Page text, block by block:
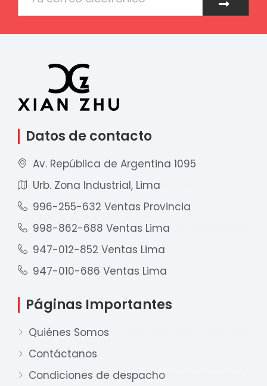
Datos de contacto
Av. República de Argentina 1095
Urb. Zona Industrial, Lima
996-255-632 Ventas Provincia
998-862-688 Ventas Lima
947-012-852 Ventas Lima
947-010-686 Ventas Lima
Páginas Importantes
Quiénes Somos
Contáctanos
Condiciones de despacho